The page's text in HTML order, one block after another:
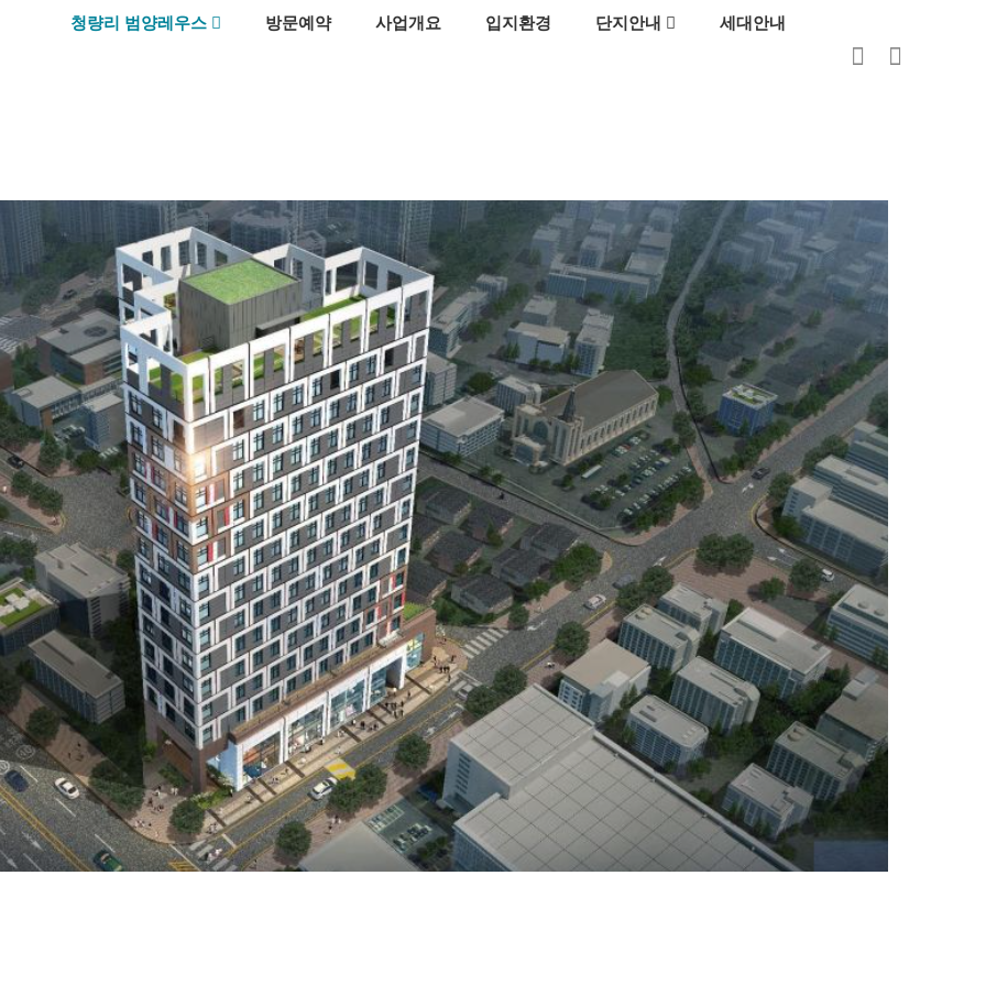
메뉴 건너뛰기
청량리 범양레우스 방문예약 사업개요 입지환경 단지안내 세대안내